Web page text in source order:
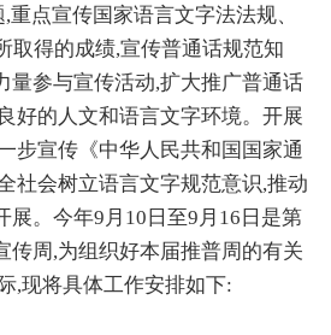
重点宣传国家语言文字法法规、
取得的成绩,宣传普通话规范知
量参与宣传活动,扩大推广普通话
好的人文和语言文字环境。开展
步宣传《中华人民共和国国家通
社会树立语言文字规范意识,推动
展。今年9月10日至9月16日是第
传周,为组织好本届推普周的有关
,现将具体工作安排如下: